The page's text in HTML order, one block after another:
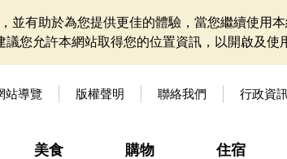
並有助於為您提供更佳的體驗，當您繼續使用
您允許本網站取得您的位置資訊，以開啟及使
站導覽 版權聲明 聯絡我們 行政資
美食 購物 住宿